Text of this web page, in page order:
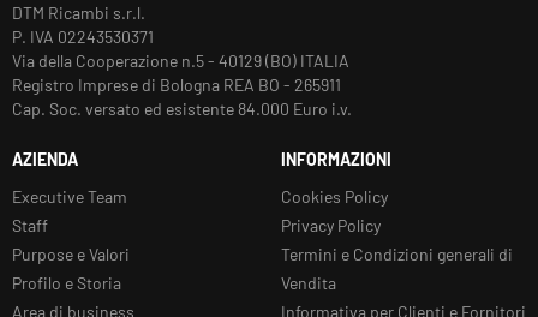
DTM Ricambi s.r.l.
P. IVA 02243530371
Via della Cooperazione n.5 - 40129 (BO) ITALIA
Registro Imprese di Bologna REA BO - 265911
Cap. Soc. versato ed esistente 84.000 Euro i.v.
AZIENDA
Executive Team
Staff
Purpose e Valori
Profilo e Storia
Area di business
INFORMAZIONI
Cookies Policy
Privacy Policy
Termini e Condizioni generali di
Vendita
Informativa per Clienti e Fornitori